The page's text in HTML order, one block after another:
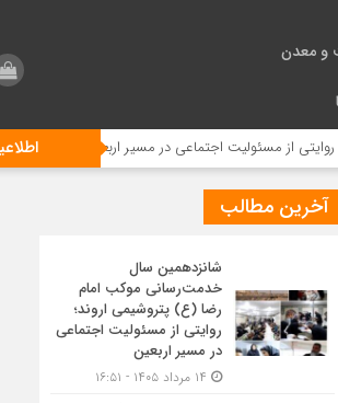
و معدن
اجتماعی در مسیر اربعین خدمات رسانی موکب
آخرین مطالب
شانزدهمین سال
خدمت‌رسانی موکب امام
رضا (ع) پتروشیمی اروند؛
روایتی از مسئولیت اجتماعی
در مسیر اربعین